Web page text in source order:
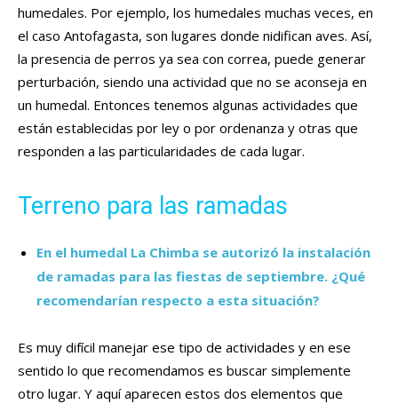
humedales. Por ejemplo, los humedales muchas veces, en
el caso Antofagasta, son lugares donde nidifican aves. Así,
la presencia de perros ya sea con correa, puede generar
perturbación, siendo una actividad que no se aconseja en
un humedal. Entonces tenemos algunas actividades que
están establecidas por ley o por ordenanza y otras que
responden a las particularidades de cada lugar.
Terreno para las ramadas
En el humedal La Chimba se autorizó la instalación
de ramadas para las fiestas de septiembre. ¿Qué
recomendarían respecto a esta situación?
Es muy difícil manejar ese tipo de actividades y en ese
sentido lo que recomendamos es buscar simplemente
otro lugar. Y aquí aparecen estos dos elementos que